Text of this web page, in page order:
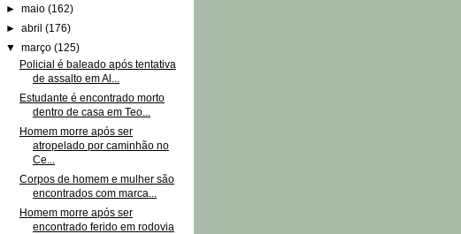
►maio(162)
►abril(176)
▼março(125)
Policial é baleado após tentativa
de assalto em Al...
Estudante é encontrado morto
dentro de casa em Teo...
Homem morre após ser
atropelado por caminhão no
Ce...
Corpos de homem e mulher são
encontrados com marca...
Homem morre após ser
encontrado ferido em rodovia